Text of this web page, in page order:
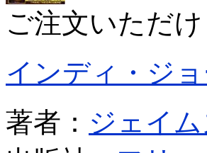
ご注文いただ
インディ・ジ
著者： ジェイ